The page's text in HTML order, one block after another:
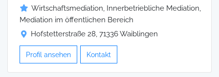
Wirtschaftsmediation, Innerbetriebliche Mediation,
Mediation im öffentlichen Bereich
Hofstetterstraße 28, 71336 Waiblingen
Profil ansehen Kontakt